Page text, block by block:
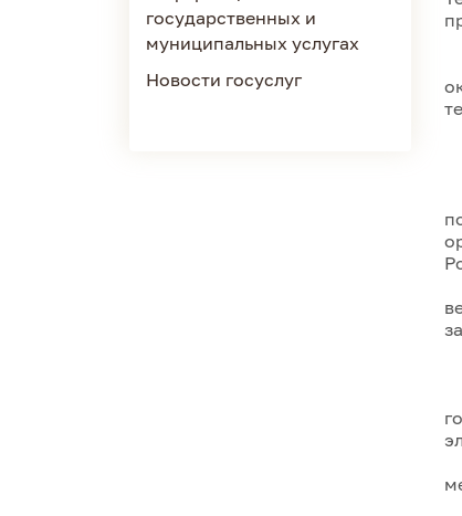
государственных и
муниципальных услугах
Новости госуслуг